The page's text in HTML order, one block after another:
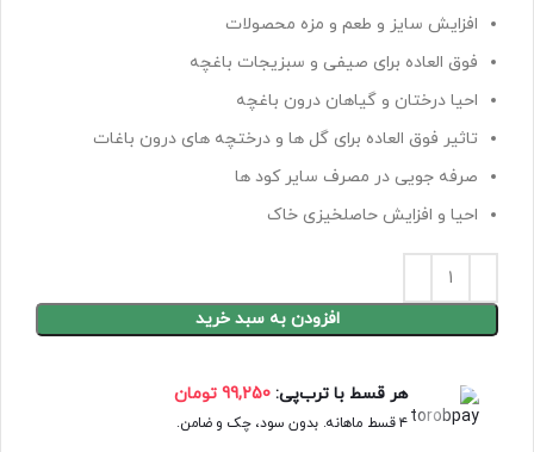
افزایش سایز و طعم و مزه محصولات
فوق العاده برای صیفی و سبزیجات باغچه
احیا درختان و گیاهان درون باغچه
تاثیر فوق العاده برای گل ها و درختچه های درون باغات
صرفه جویی در مصرف سایر کود ها
احیا و افزایش حاصلخیزی خاک
افزودن به سبد خرید
هر قسط با ترب‌پی: 99,250 تومان
۴ قسط ماهانه. بدون سود، چک و ضامن.